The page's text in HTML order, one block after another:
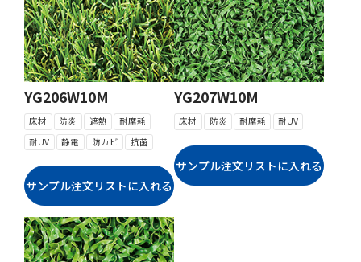
YG206W10M
床材 防炎 遮熱
耐摩耗
耐UV
静電 防カビ 抗菌
YG207W10M
床材 防炎 耐摩耗 耐UV